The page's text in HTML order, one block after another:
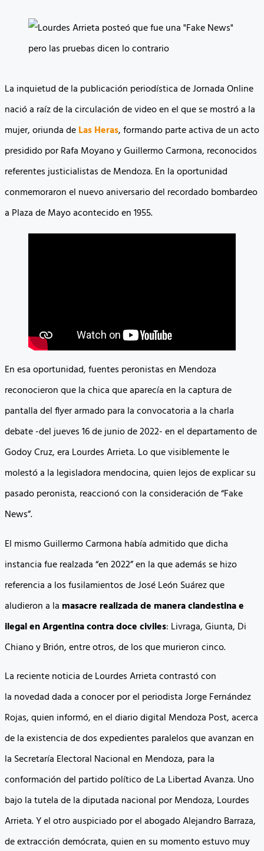
La inquietud de la publicación periodística de Jornada Online
nació a raíz de la circulación de video en el que se mostró a la
mujer, oriunda deLas Heras, formando parte activa de un acto
presidido por Rafa Moyano y Guillermo Carmona, reconocidos
referentes justicialistas de Mendoza. En la oportunidad
conmemoraron el nuevo aniversario del recordado bombardeo
a Plaza de Mayo acontecido en 1955.
En esa oportunidad, fuentes peronistas en Mendoza
reconocieron que la chica que aparecía en la captura de
pantalla del flyer armado para la convocatoria a la charla
debate -del jueves 16 de junio de 2022- en el departamento de
Godoy Cruz, era Lourdes Arrieta. Lo que visiblemente le
molestó a la legisladora mendocina, quien lejos de explicar su
pasado peronista, reaccionó con la consideración de “Fake
News”.
El mismo Guillermo Carmona había admitido que dicha
instancia fue realzada “en 2022” en la que además se hizo
referencia a los fusilamientos de José León Suárez que
aludieron a la masacre realizada de manera clandestina e
ilegal en Argentina contra doce civiles: Livraga, Giunta, Di
Chiano y Brión, entre otros, de los que murieron cinco.
La reciente noticia de Lourdes Arrieta contrastó con
la novedad dada a conocer por el periodista Jorge Fernández
Rojas, quien informó, en el diario digital Mendoza Post, acerca
de la existencia de dos expedientes paralelos que avanzan en
la Secretaría Electoral Nacional en Mendoza, para la
conformación del partido político de La Libertad Avanza. Uno
bajo la tutela de la diputada nacional por Mendoza, Lourdes
Arrieta. Y el otro auspiciado por el abogado Alejandro Barraza,
de extracción demócrata, quien en su momento estuvo muy